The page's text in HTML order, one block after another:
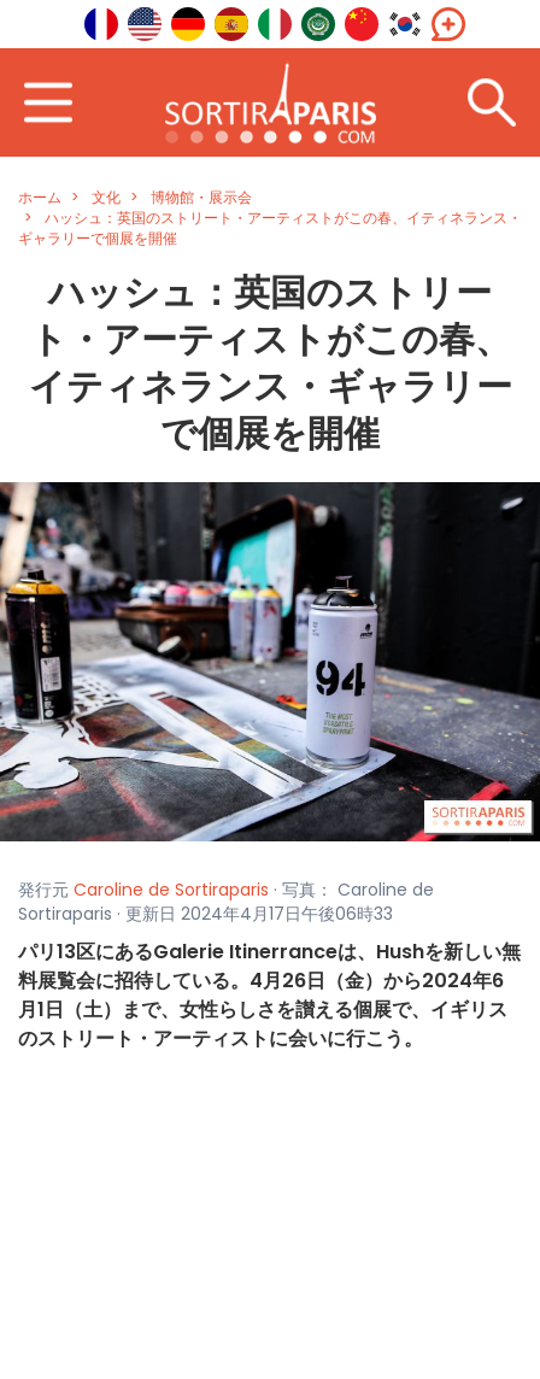
ホーム 文化
博物館・展示会
ハッシュ：英国のストリート・アーティストがこの春、イティネランス・
ギャラリーで個展を開催
ハッシュ：英国のストリー
ト・アーティストがこの春、
イティネランス・ギャラリー
で個展を開催
発行元 Caroline de Sortiraparis · 写真： Caroline de
Sortiraparis · 更新日 2024年4月17日午後06時33
パリ13区にあるGalerie Itinerranceは、Hushを新しい無
料展覧会に招待している。4月26日（金）から2024年6
月1日（土）まで、女性らしさを讃える個展で、イギリス
のストリート・アーティストに会いに行こう。